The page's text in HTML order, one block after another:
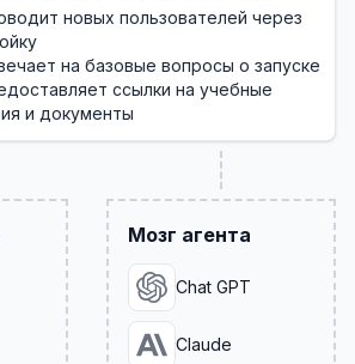
новых пользователей через
на базовые вопросы о запуске
ссылки на учебные
и документы
Мозг агента
Chat GPT
Claude